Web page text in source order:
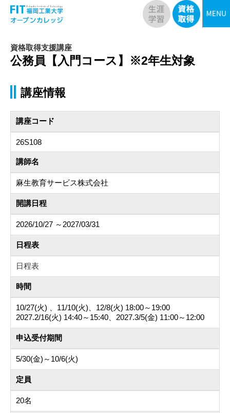
資格取得支援講座
公務員【入門コース】※2年生対象
講座情報
講座コード
26S108
講師名
麻生教育サービス株式会社
開講日程
2026/10/27 ～2027/03/31
日程表
日程表
時間
10/27(火) 、11/10(火)、12/8(火) 18:00～19:00
2027.2/16(火) 14:40～15:40、2027.3/5(金) 11:00～12:00
申込受付期間
5/30(金)～10/6(火)
定員
20名